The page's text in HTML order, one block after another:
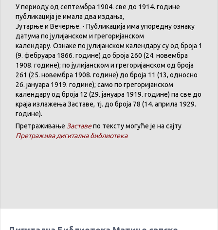
Упериодуод септембра 1904. све до 1914. године
публикација је имала два издања,
Јутарње и Вечерње. - Публикација има упореднуознаку
датума по јулијанском и грегоријанском
календару. Ознаке по јулијанском календару су од броја 1
(9. фебруара 1866. године) до броја 260 (24. новембра
1908. године); по јулијанском и грегоријанском од броја
261 (25. новембра 1908. године) до броја 11 (13, односно
26. јануара 1919. године); само по грегоријанском
календаруод броја 12 (29. јануара 1919. године) па све до
краја излажења Заставе, тј. до броја 78 (14. априла 1929.
године).
Претраживање Заставепо тексту могуће је на сајту
Претражива дигитална библиотека